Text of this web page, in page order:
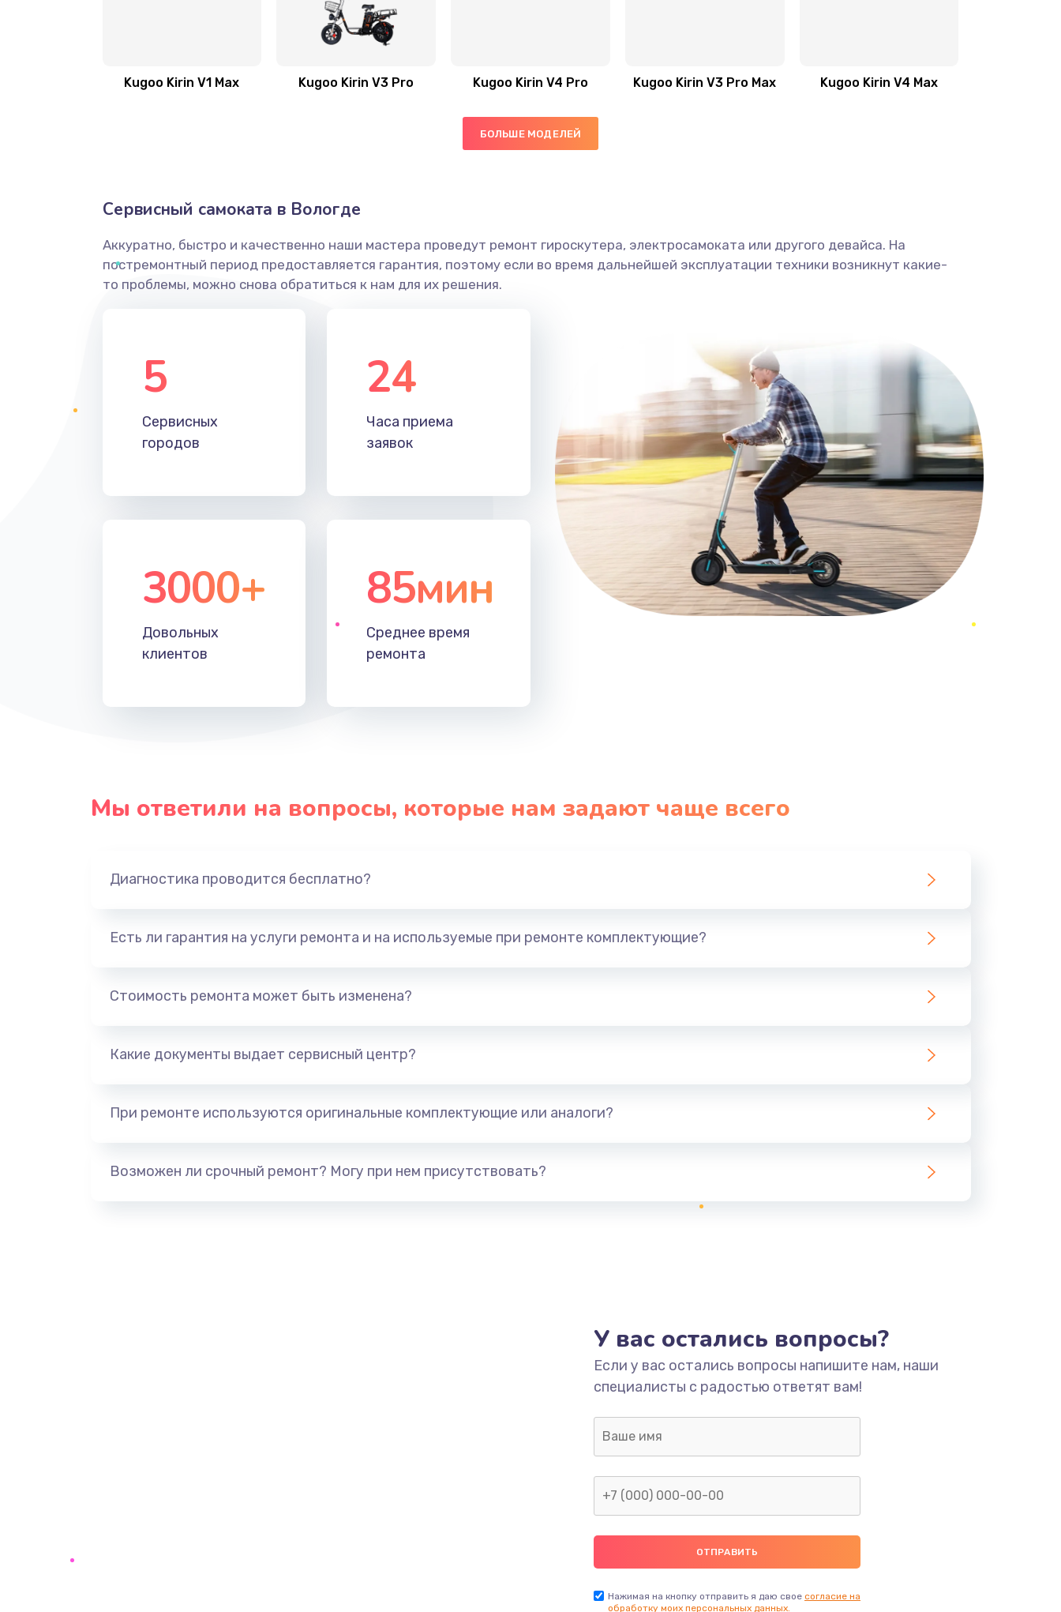
Kugoo Kirin V1 Max Kugoo Kirin V3 Pro Kugoo Kirin V4 Pro Kugoo Kirin V3 Pro Max Kugoo Kirin V4 Max
БОЛЬШЕ МОДЕЛЕЙ
Сервисный самоката в Вологде
Аккуратно, быстро и качественно наши мастера проведут ремонт гироскутера, электросамоката или другого девайса. На
постремонтный период предоставляется гарантия, поэтому если во время дальнейшей эксплуатации техники возникнут какие-
то проблемы, можно снова обратиться к нам для их решения.
5
Сервисных
городов
24
Часа приема
заявок
3000+
Довольных
клиентов
85мин
Среднее время
ремонта
Мы ответили на вопросы, которые нам задают чаще всего
Диагностика проводится бесплатно?
Есть ли гарантия на услуги ремонта и на используемые при ремонте комплектующие?
Стоимость ремонта может быть изменена?
Какие документы выдает сервисный центр?
При ремонте используются оригинальные комплектующие или аналоги?
Возможен ли срочный ремонт? Могу при нем присутствовать?
У вас остались вопросы?
Если у вас остались вопросы напишите нам, наши
специалисты с радостью ответят вам!
Нажимая на кнопку отправить я даю свое согласие на
обработку моих персональных данных.